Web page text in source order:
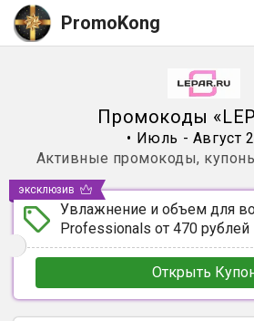
PromoKong
Промокоды «
• Июль - Август
Активные промокоды,
Увлажнение и объем для
Professionals от 470 рублей
Открыть
эксклюзив